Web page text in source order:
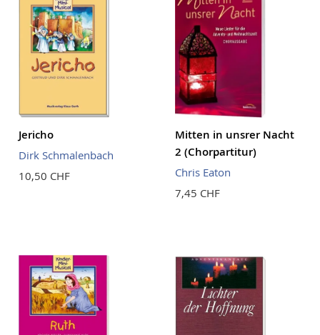
Jericho
Dirk Schmalenbach
10,50 CHF
Mitten in unsrer Nacht
2 (Chorpartitur)
Chris Eaton
7,45 CHF